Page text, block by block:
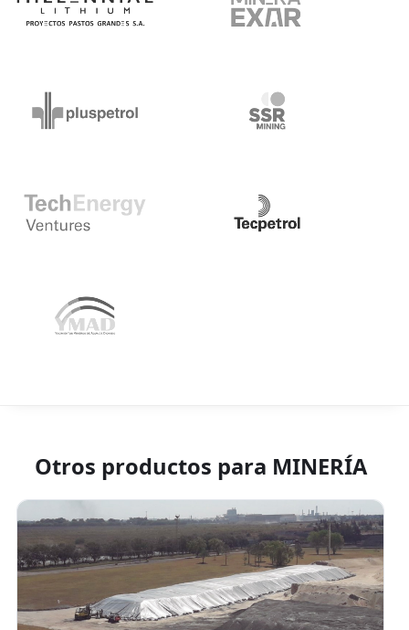
Otros productos para MINERÍA